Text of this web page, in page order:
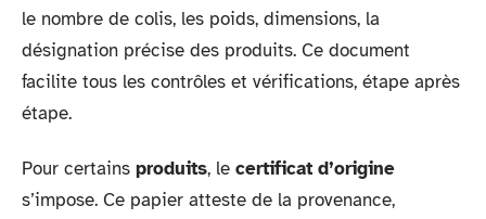
le nombre de colis, les poids, dimensions, la
désignation précise des produits. Ce document
facilite tous les contrôles et vérifications, étape après
étape.
Pour certains produits, le certificat d’origine
s’impose. Ce papier atteste de la provenance,